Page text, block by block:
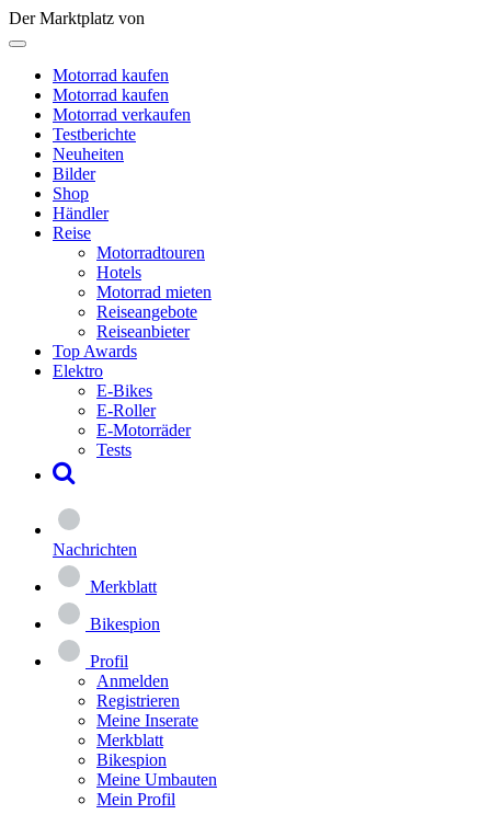
Der Marktplatz von
Motorrad kaufen
Motorrad kaufen
Motorrad verkaufen
Testberichte
Neuheiten
Bilder
Shop
Händler
Reise
Motorradtouren
Hotels
Motorrad mieten
Reiseangebote
Reiseanbieter
Top Awards
Elektro
E-Bikes
E-Roller
E-Motorräder
Tests
Nachrichten
Merkblatt
Bikespion
Profil
Anmelden
Registrieren
Meine Inserate
Merkblatt
Bikespion
Meine Umbauten
Mein Profil